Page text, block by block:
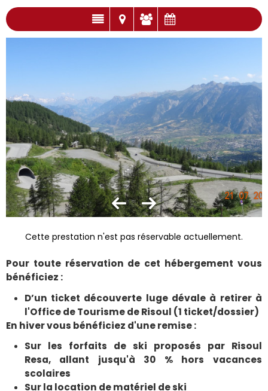
Cette prestation n'est pas réservable actuellement.
Pour toute réservation de cet hébergement vous
bénéficiez :
D’un ticket découverte luge dévale à retirer à
l'Office de Tourisme de Risoul (1 ticket/dossier)
En hiver vous bénéficiez d'une remise :
Sur les forfaits de ski proposés par Risoul
Resa, allant jusqu'à 30 % hors vacances
scolaires
Sur la location de matériel de ski